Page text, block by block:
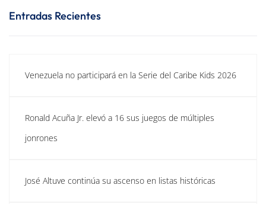
Entradas Recientes
Venezuela no participará en la Serie del Caribe Kids 2026
Ronald Acuña Jr. elevó a 16 sus juegos de múltiples
jonrones
José Altuve continúa su ascenso en listas históricas